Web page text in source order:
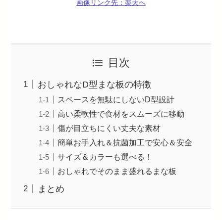
画像リンク先：楽天へ
目次
おしゃれなD型まな板の特徴
スペースを無駄にしないD型設計
高い柔軟性で食材をスムーズに移動
傷が目立ちにくい丈夫な素材
簡単お手入れ＆抗菌加工で安心＆安全
サイズ＆カラーも選べる！
おしゃれでそのまま盛れるまな板
まとめ